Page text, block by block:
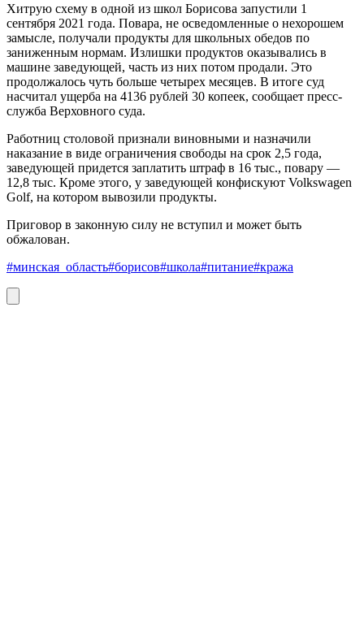
Хитрую схему в одной из школ Борисова запустили 1
сентября 2021 года. Повара, не осведомленные о нехорошем
замысле, получали продукты для школьных обедов по
заниженным нормам. Излишки продуктов оказывались в
машине заведующей, часть из них потом продали. Это
продолжалось чуть больше четырех месяцев. В итоге суд
насчитал ущерба на 4136 рублей 30 копеек, сообщает пресс-
служба Верховного суда.
Работниц столовой признали виновными и назначили
наказание в виде ограничения свободы на срок 2,5 года,
заведующей придется заплатить штраф в 16 тыс., повару —
12,8 тыс. Кроме этого, у заведующей конфискуют Volkswagen
Golf, на котором вывозили продукты.
Приговор в законную силу не вступил и может быть
обжалован.
#минская_область#борисов#школа#питание#кража